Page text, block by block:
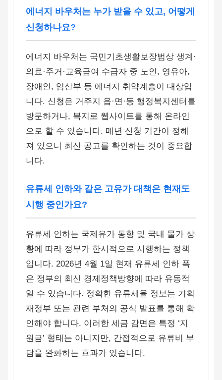
에너지 바우처는 누가 받을 수 있고, 어떻게
신청하나요?
에너지 바우처는 국민기초생활보장법상 생계·
의료·주거·교육급여 수급자 중 노인, 영유아,
장애인, 임산부 등 에너지 취약계층이 대상입
니다. 신청은 거주지 읍·면·동 행정복지센터를
방문하거나, 복지로 웹사이트를 통해 온라인
으로 할 수 있습니다. 매년 신청 기간이 정해
져 있으니 최신 공고를 확인하는 것이 중요합
니다.
유류세 인하와 같은 고유가 대책은 현재도
시행 중인가요?
유류세 인하는 국제유가 동향 및 국내 물가 상
황에 따라 정부가 한시적으로 시행하는 정책
입니다. 2026년 4월 1일 현재 유류세 인하 폭
은 정부의 최신 경제정책방향에 따라 유동적
일 수 있습니다. 정확한 유류세율 정보는 기획
재정부 또는 관련 부처의 공식 발표를 통해 확
인해야 합니다. 이러한 세금 감면은 특정 ‘지
원금’ 형태는 아니지만, 간접적으로 유류비 부
담을 완화하는 효과가 있습니다.